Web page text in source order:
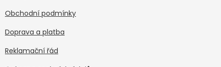
Obchodní podmínky
Doprava a platba
Reklamační řád